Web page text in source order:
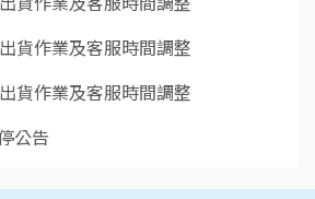
貨作業及客服時間調整
貨作業及客服時間調整
公告